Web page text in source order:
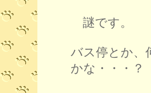
謎です。
バス停とか、
かな・・・？